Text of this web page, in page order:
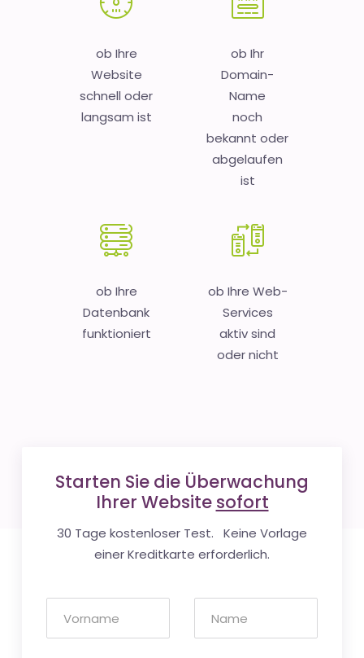
ob Ihre
Website
schnell oder
langsam ist
ob Ihr
Domain-
Name
noch
bekannt oder
abgelaufen
ist
ob Ihre
Datenbank
funktioniert
ob Ihre Web-
Services
aktiv sind
oder nicht
Starten Sie die Überwachung
Ihrer Website sofort
30 Tage kostenloser Test. Keine Vorlage
einer Kreditkarte erforderlich.